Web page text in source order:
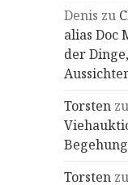
Denis zu
alias Doc
der
Torsten
Begehung
Torsten